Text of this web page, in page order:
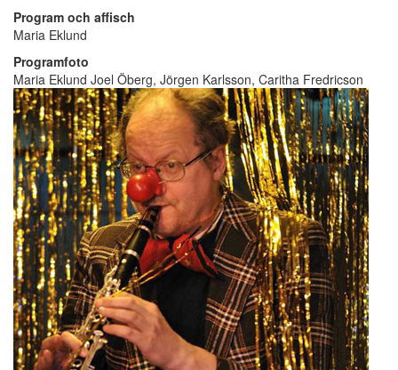
Program och affisch
Maria Eklund
Programfoto
Maria Eklund Joel Öberg, Jörgen Karlsson, Caritha Fredricson